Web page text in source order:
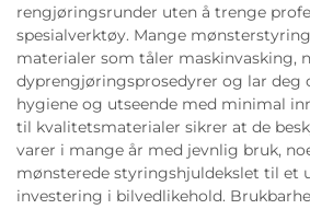
rengjøringsrunder uten å trenge
spesialverktøy. Mange
materialer som tåler maskinvasking,
dyprengjøringsprosedyrer og lar
hygiene og utseende med minimal
til kvalitetsmaterialer sikrer at de
varer i mange år med jevnlig bruk,
mønsterede styringshjuldekslet til et
investering i bilvedlikehold.